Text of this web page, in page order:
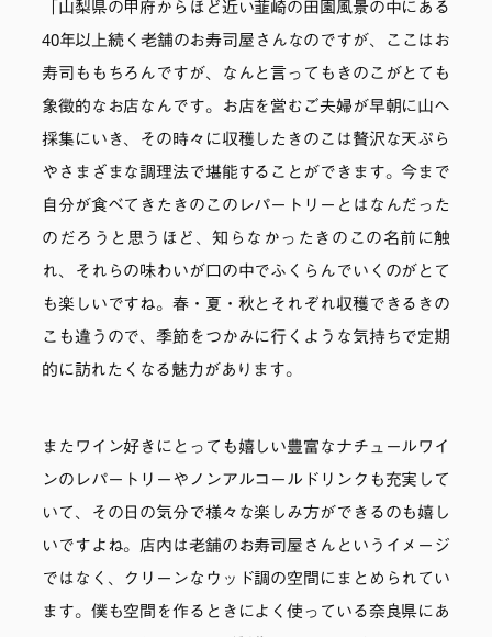
「山梨県の甲府からほど近い韮崎の田園風景の中にある
40年以上続く老舗のお寿司屋さんなのですが、ここはお
寿司ももちろんですが、なんと言ってもきのこがとても
象徴的なお店なんです。お店を営むご夫婦が早朝に山へ
採集にいき、その時々に収穫したきのこは贅沢な天ぷら
やさまざまな調理法で堪能することができます。今まで
自分が食べてきたきのこのレパートリーとはなんだった
のだろうと思うほど、知らなかったきのこの名前に触
れ、それらの味わいが口の中でふくらんでいくのがとて
も楽しいですね。春・夏・秋とそれぞれ収穫できるきの
こも違うので、季節をつかみに行くような気持ちで定期
的に訪れたくなる魅力があります。
またワイン好きにとっても嬉しい豊富なナチュールワイ
ンのレパートリーやノンアルコールドリンクも充実して
いて、その日の気分で様々な楽しみ方ができるのも嬉し
いですよね。店内は老舗のお寿司屋さんというイメージ
ではなく、クリーンなウッド調の空間にまとめられてい
ます。僕も空間を作るときによく使っている奈良県にあ